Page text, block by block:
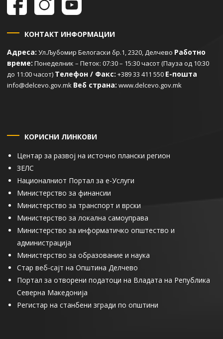
КОНТАКТ ИНФОРМАЦИИ
Адреса: Ул.Љубомир Белогаски бр.1, 2320, Делчево Работно
време: Понеделник – Петок: 07:30 – 15:30 часот (Пауза од 10:30
до 11:00 часот) Телефон / Факс: +389 33 411 550 Е-пошта
info@delcevo.gov.mk Веб страна: www.delcevo.gov.mk
КОРИСНИ ЛИНКОВИ
Центар за развој на источно плански регион
ЗЕЛС
Националниот Портал за е-Услуги
Министерство за финансии
Министерство за транспорт и врски
Министерство за локална самоуправа
Министерство за информатичко општество и
администрација
Министерство за образование и наука
Стар веб-сајт на Општина Делчево
Портал за отворени податоци на Владата на Република
Северна Македонија
Регистар на станбени згради по општини